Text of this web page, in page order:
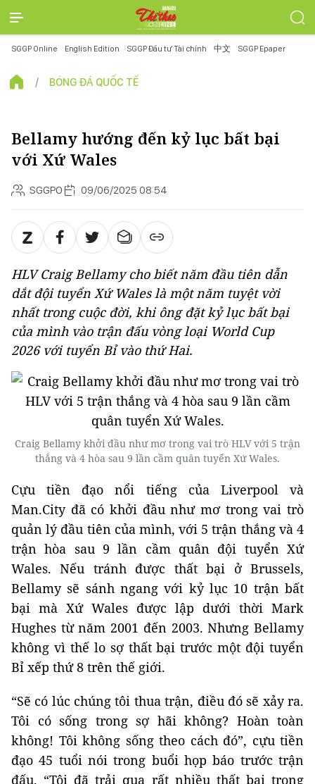
SGGP Online English Edition SGGP Đầu tư Tài chính 中文 SGGP Epaper
BÓNG ĐÁ QUỐC TẾ
Bellamy hướng đến kỷ lục bất bại
với Xứ Wales
SGGPO 09/06/2025 08:54
HLV Craig Bellamy cho biết năm đầu tiên dẫn
dắt đội tuyển Xứ Wales là một năm tuyệt vời
nhất trong cuộc đời, khi ông đặt kỷ lục bất bại
của mình vào trận đấu vòng loại World Cup
2026 với tuyển Bỉ vào thứ Hai.
Craig Bellamy khởi đầu như mơ trong vai trò HLV với 5 trận
thắng và 4 hòa sau 9 lần cầm quân tuyển Xứ Wales.
Cựu tiền đạo nổi tiếng của Liverpool và
Man.City đã có khởi đầu như mơ trong vai trò
quản lý đầu tiên của mình, với 5 trận thắng và 4
trận hòa sau 9 lần cầm quân đội tuyển Xứ
Wales. Nếu tránh được thất bại ở Brussels,
Bellamy sẽ sánh ngang với kỷ lục 10 trận bất
bại mà Xứ Wales được lập dưới thời Mark
Hughes từ năm 2001 đến 2003. Nhưng Bellamy
không vì thế lo sợ thất bại trước một đội tuyển
Bỉ xếp thứ 8 trên thế giới.
“Sẽ có lúc chúng tôi thua trận, điều đó sẽ xảy ra.
Tôi có sống trong sợ hãi không? Hoàn toàn
không! Tôi không sống theo cách đó”, cựu tiền
đạo 45 tuổi nói trong buổi họp báo trước trận
đấu. “Tôi đã trải qua rất nhiều thất bại trong